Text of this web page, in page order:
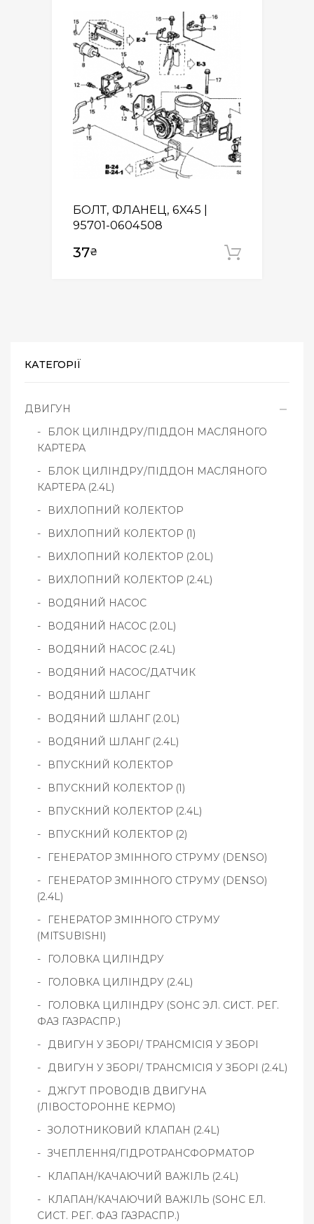
БОЛТ, ФЛАНЕЦ, 6X45 |
95701-0604508
37₴
КАТЕГОРІЇ
ДВИГУН
БЛОК ЦИЛІНДРУ/ПІДДОН МАСЛЯНОГО
КАРТЕРА
БЛОК ЦИЛІНДРУ/ПІДДОН МАСЛЯНОГО
КАРТЕРА (2.4L)
ВИХЛОПНИЙ КОЛЕКТОР
ВИХЛОПНИЙ КОЛЕКТОР (1)
ВИХЛОПНИЙ КОЛЕКТОР (2.0L)
ВИХЛОПНИЙ КОЛЕКТОР (2.4L)
ВОДЯНИЙ НАСОС
ВОДЯНИЙ НАСОС (2.0L)
ВОДЯНИЙ НАСОС (2.4L)
ВОДЯНИЙ НАСОС/ДАТЧИК
ВОДЯНИЙ ШЛАНГ
ВОДЯНИЙ ШЛАНГ (2.0L)
ВОДЯНИЙ ШЛАНГ (2.4L)
ВПУСКНИЙ КОЛЕКТОР
ВПУСКНИЙ КОЛЕКТОР (1)
ВПУСКНИЙ КОЛЕКТОР (2.4L)
ВПУСКНИЙ КОЛЕКТОР (2)
ГЕНЕРАТОР ЗМІННОГО СТРУМУ (DENSO)
ГЕНЕРАТОР ЗМІННОГО СТРУМУ (DENSO)
(2.4L)
ГЕНЕРАТОР ЗМІННОГО СТРУМУ
(MITSUBISHI)
ГОЛОВКА ЦИЛІНДРУ
ГОЛОВКА ЦИЛІНДРУ (2.4L)
ГОЛОВКА ЦИЛІНДРУ (SOHC ЭЛ. СИСТ. РЕГ.
ФАЗ ГАЗРАСПР.)
ДВИГУН У ЗБОРІ/ ТРАНСМІСІЯ У ЗБОРІ
ДВИГУН У ЗБОРІ/ ТРАНСМІСІЯ У ЗБОРІ (2.4L)
ДЖГУТ ПРОВОДІВ ДВИГУНА
(ЛІВОСТОРОННЕ КЕРМО)
ЗОЛОТНИКОВИЙ КЛАПАН (2.4L)
ЗЧЕПЛЕННЯ/ГІДРОТРАНСФОРМАТОР
КЛАПАН/КАЧАЮЧИЙ ВАЖІЛЬ (2.4L)
КЛАПАН/КАЧАЮЧИЙ ВАЖІЛЬ (SOHC ЕЛ.
СИСТ. РЕГ. ФАЗ ГАЗРАСПР.)